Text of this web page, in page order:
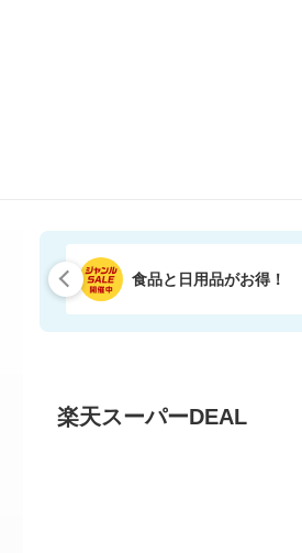
食品と日用品がお得！
楽天スーパーDEAL